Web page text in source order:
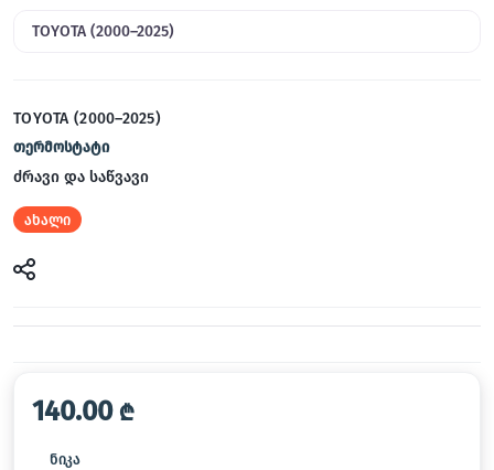
TOYOTA (2000–2025)
TOYOTA (2000–2025)
თერმოსტატი
ძრავი და საწვავი
ახალი
140.00 ₾
ნიკა